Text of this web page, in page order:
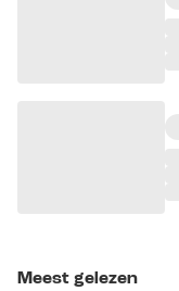
Meest gelezen